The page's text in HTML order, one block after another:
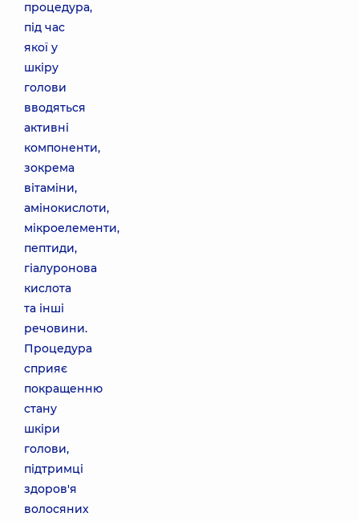
процедура,
під час
якої у
шкіру
голови
вводяться
активні
компоненти,
зокрема
вітаміни,
амінокислоти,
мікроелементи,
пептиди,
гіалуронова
кислота
та інші
речовини.
Процедура
сприяє
покращенню
стану
шкіри
голови,
підтримці
здоров'я
волосяних